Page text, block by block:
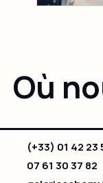
Où
(+33) 01 42 23
07 61 30 37 82